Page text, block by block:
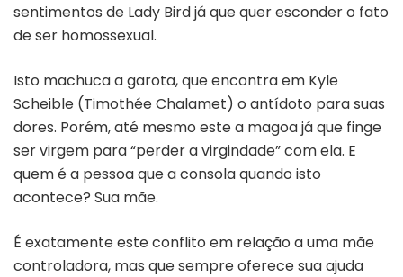
sentimentos de Lady Bird já que quer esconder o fato
de ser homossexual.
Isto machuca a garota, que encontra em Kyle
Scheible (Timothée Chalamet) o antídoto para suas
dores. Porém, até mesmo este a magoa já que finge
ser virgem para “perder a virgindade” com ela. E
quem é a pessoa que a consola quando isto
acontece? Sua mãe.
É exatamente este conflito em relação a uma mãe
controladora, mas que sempre oferece sua ajuda